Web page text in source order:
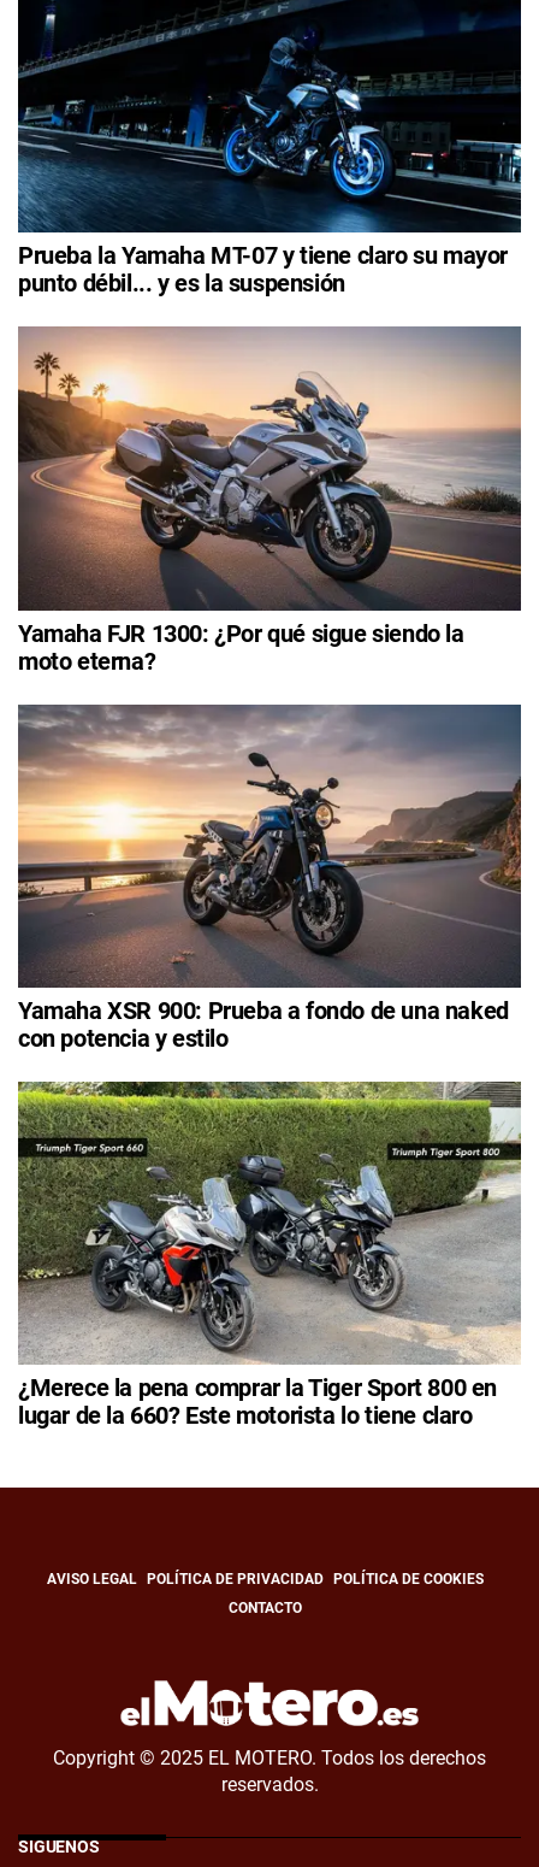
Prueba la Yamaha MT-07 y tiene claro su mayor
punto débil... y es la suspensión
Yamaha FJR 1300: ¿Por qué sigue siendo la
moto eterna?
Yamaha XSR 900: Prueba a fondo de una naked
con potencia y estilo
¿Merece la pena comprar la Tiger Sport 800 en
lugar de la 660? Este motorista lo tiene claro
AVISO LEGAL POLÍTICA DE PRIVACIDAD
POLÍTICA DE COOKIES
CONTACTO
Copyright © 2025 EL MOTERO. Todos los derechos
reservados.
SÍGUENOS